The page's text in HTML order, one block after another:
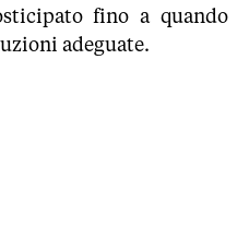
fino a quando
adeguate.